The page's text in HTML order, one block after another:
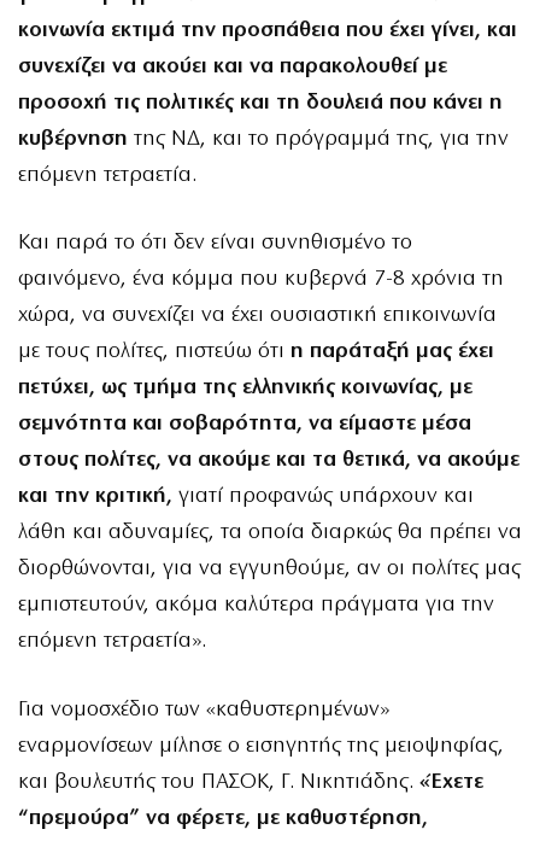
κοινωνία εκτιμά την προσπάθεια που έχει γίνει, και
συνεχίζει να ακούει και να παρακολουθεί με
προσοχή τις πολιτικές και τη δουλειά που κάνει η
κυβέρνηση της ΝΔ, και το πρόγραμμά της, για την
επόμενη τετραετία.
Και παρά το ότι δεν είναι συνηθισμένο το
φαινόμενο, ένα κόμμα που κυβερνά 7-8 χρόνια τη
χώρα, να συνεχίζει να έχει ουσιαστική επικοινωνία
με τους πολίτες, πιστεύω ότι η παράταξή μας έχει
πετύχει, ως τμήμα της ελληνικής κοινωνίας, με
σεμνότητα και σοβαρότητα, να είμαστε μέσα
στους πολίτες, να ακούμε και τα θετικά, να ακούμε
και την κριτική, γιατί προφανώς υπάρχουν και
λάθη και αδυναμίες, τα οποία διαρκώς θα πρέπει να
διορθώνονται, για να εγγυηθούμε, αν οι πολίτες μας
εμπιστευτούν, ακόμα καλύτερα πράγματα για την
επόμενη τετραετία».
Για νομοσχέδιο των «καθυστερημένων»
εναρμονίσεων μίλησε ο εισηγητής της μειοψηφίας,
και βουλευτής του ΠΑΣΟΚ, Γ. Νικητιάδης. «Έχετε
“πρεμούρα” να φέρετε, με καθυστέρηση,